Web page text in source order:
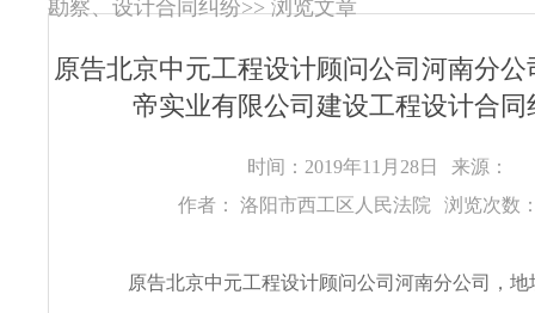
勘察、设计合同纠纷>>浏览文章
原告北京中元工程设计顾问公司河南分
帝实业有限公司建设工程设计合同
时间：2019年11月28日
来源：
作者： 洛阳市西工区人民法院
浏览次数
原告北京中元工程设计顾问公司河南分公司，